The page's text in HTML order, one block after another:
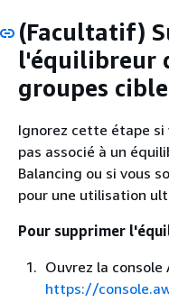
(Facultatif)
l'équilibreur
groupes
Ignorez cette étape
pas associé à un
Balancing ou si vous
pour une utilisation
Pour supprimer
Ouvrez la console
https://